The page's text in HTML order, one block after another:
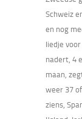
Schweiz
en nog
liedje
nadert, 4
maan,
weer 37
ziens,